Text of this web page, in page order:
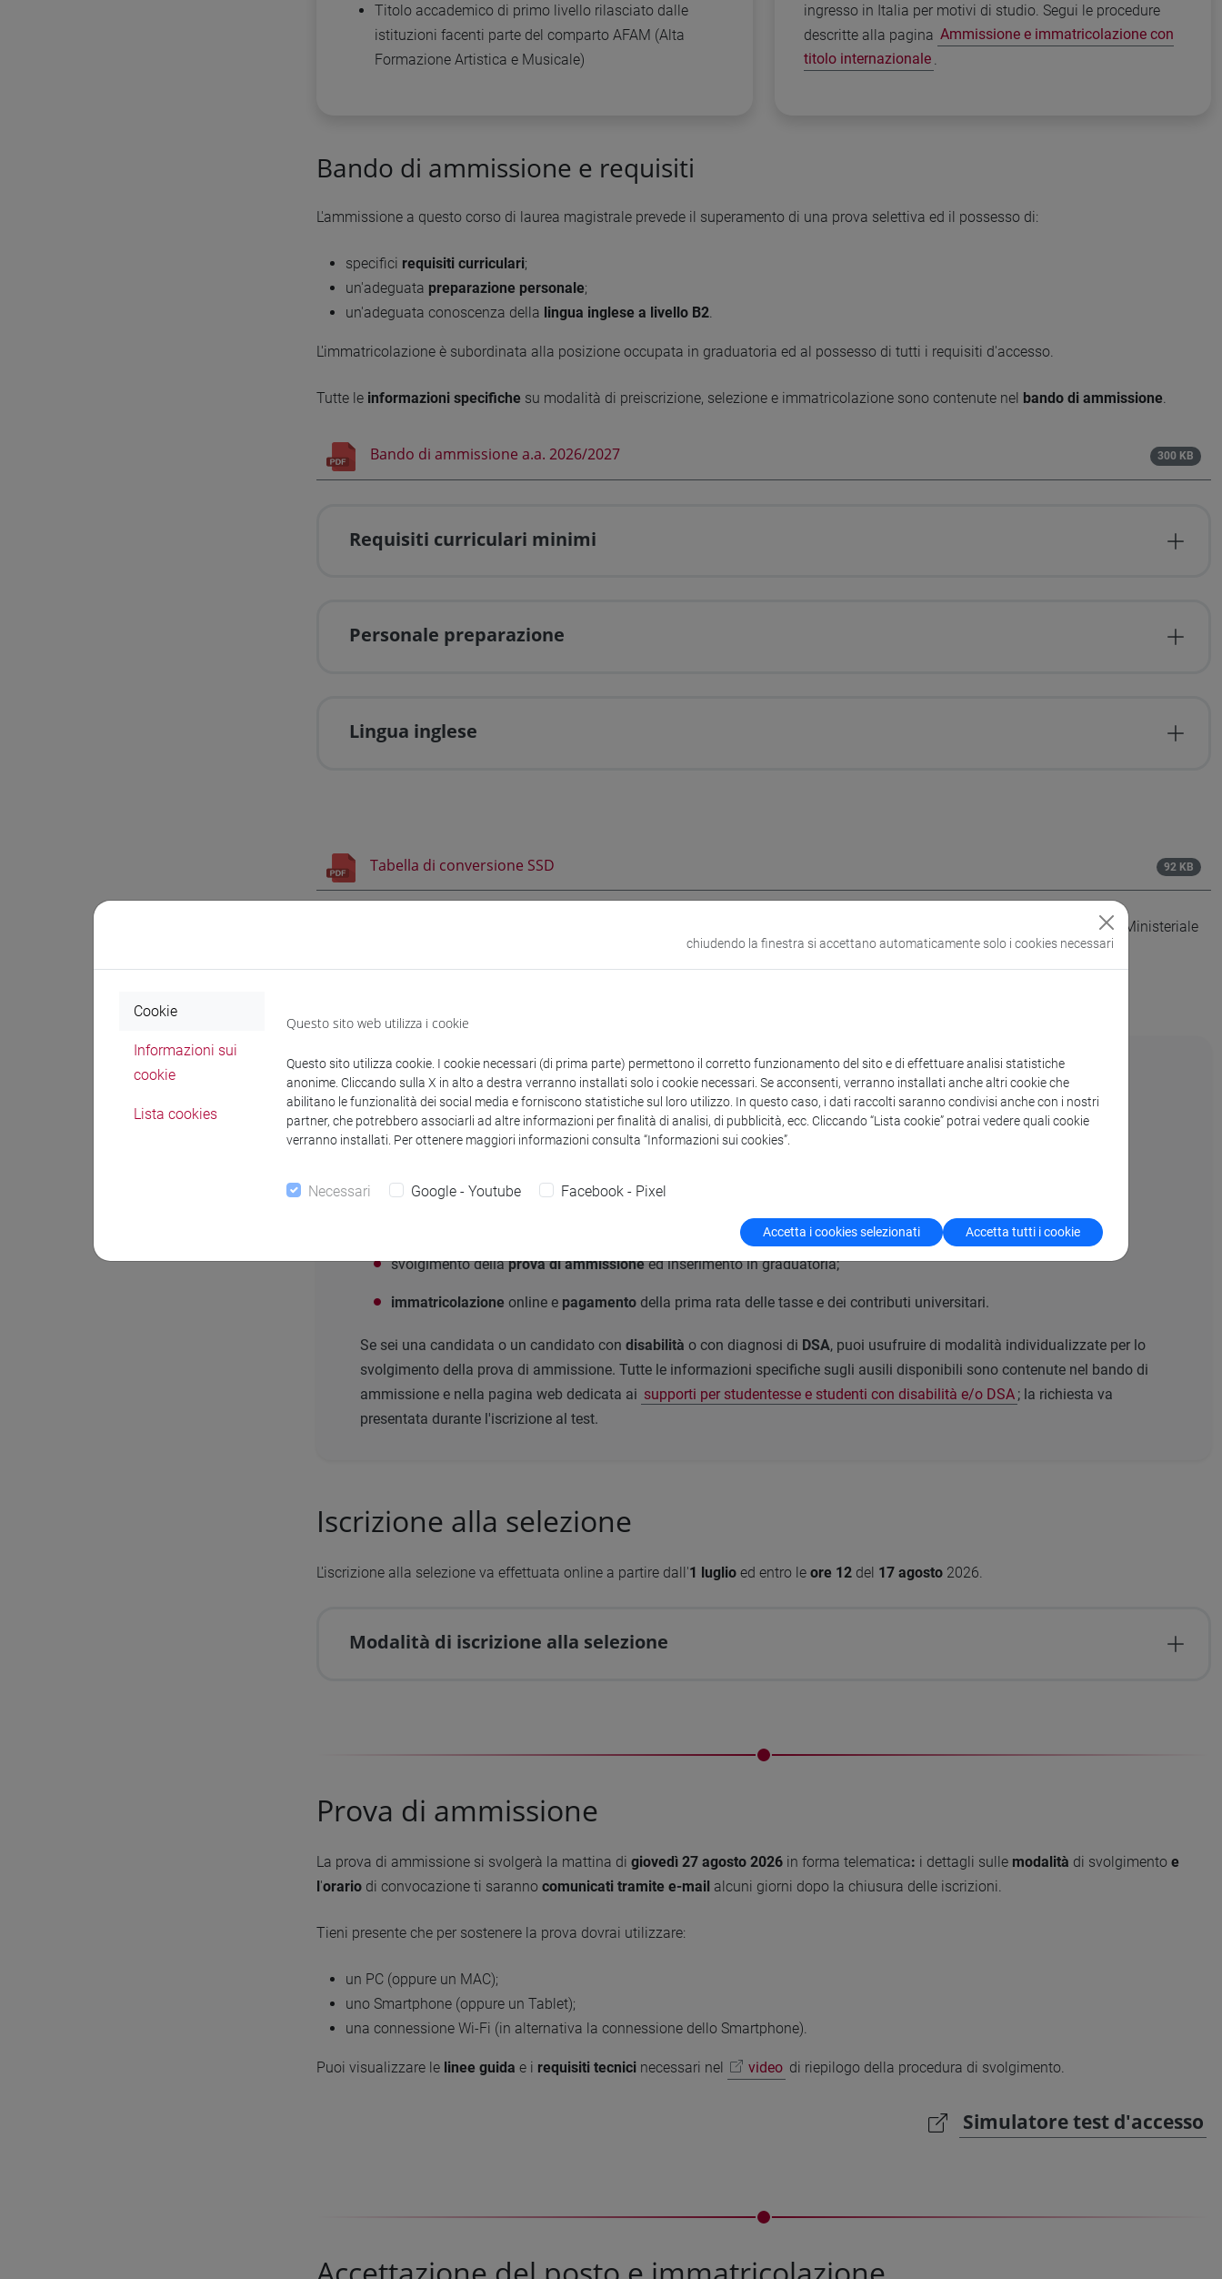
Titolo accademico di primo livello rilasciato dalle
istituzioni facenti parte del comparto AFAM (Alta
Formazione Artistica e Musicale)
ingresso in Italia per motivi di studio. Segui le procedure
descritte alla pagina Ammissione e immatricolazione con
titolo internazionale
Bando di ammissione e requisiti
L'ammissione a questo corso di laurea magistrale prevede il superamento di una prova selettiva ed il possesso di:
specifici requisiti curriculari;
un'adeguata preparazione personale;
un'adeguata conoscenza della lingua inglese a livello B2.
L'immatricolazione è subordinata alla posizione occupata in graduatoria ed al possesso di tutti i requisiti d'accesso.
Tutte le informazioni specifiche su modalità di preiscrizione, selezione e immatricolazione sono contenute nel bando di ammissione.
Bando di ammissione a.a. 2026/2027 300 KB
Requisiti curriculari minimi
Personale preparazione
Lingua inglese
Tabella di conversione SSD 92 KB
Se la tua autocertificazione riporta i Settori Scientifico Disciplinari (SSD) secondo la nuova denominazione prevista dal Decreto Ministeriale
n. 639 del 02/05/2024, consulta la tabella per verificare il possesso dei requisiti curriculari minimi richiesti per l'ammissione.
Fasi di ammissione
La procedura di ammissione prevede le seguenti fasi:
registrazioneonline sul sito di ateneo;
svolgimento dellaprova di ammissioneed inserimento in graduatoria;
immatricolazione online e pagamento della prima rata delle tasse e dei contributi universitari.
Se sei una candidata o un candidato con disabilità o con diagnosi di DSA, puoi usufruire di modalità individualizzate per lo
svolgimento della prova di ammissione. Tutte le informazioni specifiche sugli ausili disponibili sono contenute nel bando di
ammissione e nella pagina web dedicata ai supporti per studentesse e studenti con disabilità e/o DSA ; la richiesta va
presentata durante l'iscrizione al test.
Iscrizione alla selezione
L'iscrizione alla selezione va effettuata online a partire dall'1 luglio ed entro le ore 12 del 17 agosto 2026.
Modalità di iscrizione alla selezione
Prova di ammissione
La prova di ammissione si svolgerà la mattina di giovedì 27 agosto 2026 in forma telematica: i dettagli sulle modalità di svolgimento e
'orario di convocazione ti saranno comunicati tramite e-mail alcuni giorni dopo la chiusura delle iscrizioni.
Tieni presente che per sostenere la prova dovrai utilizzare:
un PC (oppure un MAC);
uno Smartphone (oppure un Tablet);
una connessione Wi-Fi (in alternativa la connessione dello Smartphone).
Puoi visualizzare le linee guida e i requisiti tecnici necessari nel video di riepilogo della procedura di svolgimento.
Simulatore test d'accesso
chiudendo la finestra si accettano automaticamente solo i cookies necessari
Cookie
Informazioni sui
cookie
Lista cookies
Questo sito web utilizza i cookie
Questo sito utilizza cookie. I cookie necessari (di prima parte) permettono il corretto funzionamento del sito e di effettuare analisi statistiche
anonime. Cliccando sulla X in alto a destra verranno installati solo i cookie necessari. Se acconsenti, verranno installati anche altri cookie che
abilitano le funzionalità dei social media e forniscono statistiche sul loro utilizzo. In questo caso, i dati raccolti saranno condivisi anche con i nostri
partner, che potrebbero associarli ad altre informazioni per finalità di analisi, di pubblicità, ecc. Cliccando “Lista cookie” potrai vedere quali cookie
verranno installati. Per ottenere maggiori informazioni consulta “Informazioni sui cookies”.
Necessari Google - Youtube Facebook - Pixel
Accetta i cookies selezionati Accetta tutti i cookie